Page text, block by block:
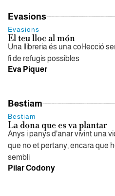
Evasions
Evasions
El teu lloc al món
Una llibreria és una col·lecció
fi de refugis possibles
Eva Piquer
Bestiam
Bestiam
La dona que es va plantar
Anys i panys d'anar vivint una
que no et pertany, encara que
sembli
Pilar Codony